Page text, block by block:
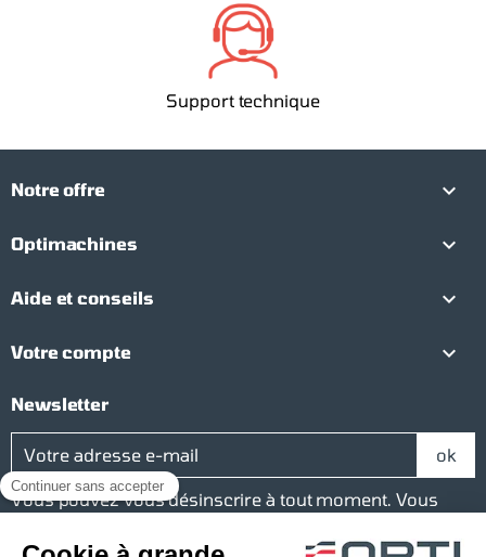
Support technique
Notre offre 
Optimachines 
Aide et conseils 
Votre compte 
Newsletter
Vous pouvez vous désinscrire à tout moment. Vous
les conditions d’utilisation du site.